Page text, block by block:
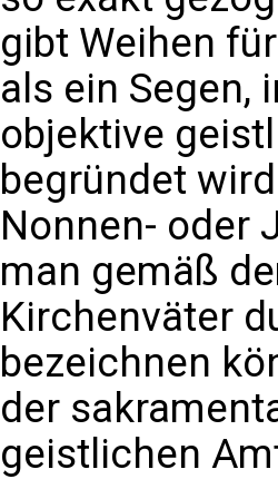
gibt Weihen
als ein
objektive
begründet
Nonnen- oder
man gemäß
Kirchenväter
bezeichnen
der
geistlichen